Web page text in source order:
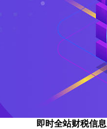
即时全站财税信息